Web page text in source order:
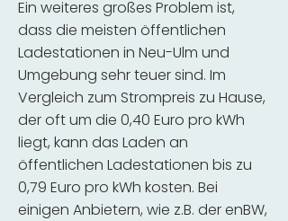
Ein weiteres großes Problem ist,
dass die meisten öffentlichen
Ladestationen in Neu-Ulm und
Umgebung sehr teuer sind. Im
Vergleich zum Strompreis zu Hause,
der oft um die 0,40 Euro pro kWh
liegt, kann das Laden an
öffentlichen Ladestationen bis zu
0,79 Euro pro kWh kosten. Bei
einigen Anbietern, wie z.B. der enBW,